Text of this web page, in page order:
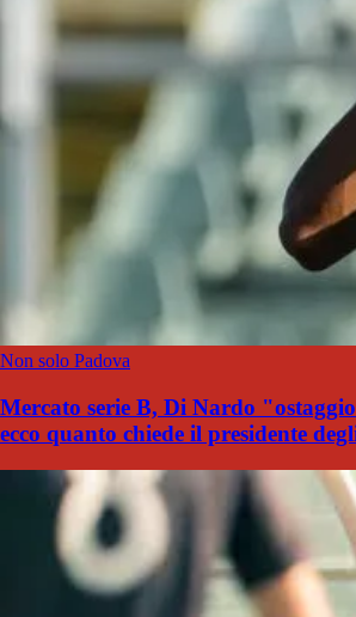
Non solo Padova
Mercato serie B, Di Nardo
ecco quanto chiede il presidente